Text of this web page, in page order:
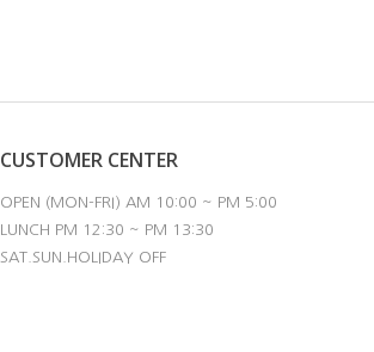
CUSTOMER CENTER
OPEN (MON-FRI) AM 10:00 ~ PM 5:00
LUNCH PM 12:30 ~ PM 13:30
SAT.SUN.HOLIDAY OFF